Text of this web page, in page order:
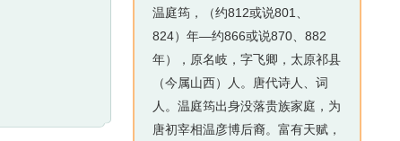
温庭筠，（约812或说801、
824）年—约866或说870、882
年），原名岐，字飞卿，太原祁县
（今属山西）人。唐代诗人、词
人。温庭筠出身没落贵族家庭，为
唐初宰相温彦博后裔。富有天赋，